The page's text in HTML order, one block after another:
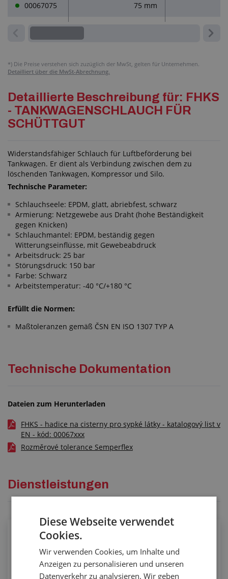
00067075 75 mm
*) Die Preise verstehen sich zuzüglich der MwSt, gelten für Unternehmen.
Detailliert über die MwSt-Abrechnung.
Detaillierte Beschreibung für: FHKS
- TANKWAGENSCHLAUCH FÜR
SCHÜTTGUT
Widerstandsfähiger Schlauch für Luftbeförderung bei
Tankwagen. Er dient als Verbindung zwischen dem zu
löschenden Tankwagen, Kompressor und Silo.
Technische Parameter:
Schlauchseele: EPDM, glatt, abriebfest, schwarz
Armierung: Netzgewebe aus Draht (hohe Beständigkeit
gegen Knicken)
Schlauchmantel: EPDM, beständig gegen
Witterungseinflüsse, mit Gewebeabdruck
Arbeitsdruck: 25 bar
Störungsdruck: 150 bar
Farbe: Schwarz
Arbeitstemperatur: -40 °C/+180 °C
Erfüllt die Normen:
Maßtoleranzen gemäß ČSN EN ISO 1307 TYP A
Technische Dokumentation
Dateien zum Herunterladen
FHKS - hadice na cisterny pro sypké látky - katalogový list v
EN - kód: 00067xxx
Rozměrové tolerance Semperflex
Dienstleistungen
Befestigung der Endarmatur am
Niederdruckschlauch durch Einpressen
Diese Webseite verwendet
Cookies.
Wir verwenden Cookies, um Inhalte und
Anzeigen zu personalisieren und unseren
Datenverkehr zu analysieren. Wir geben